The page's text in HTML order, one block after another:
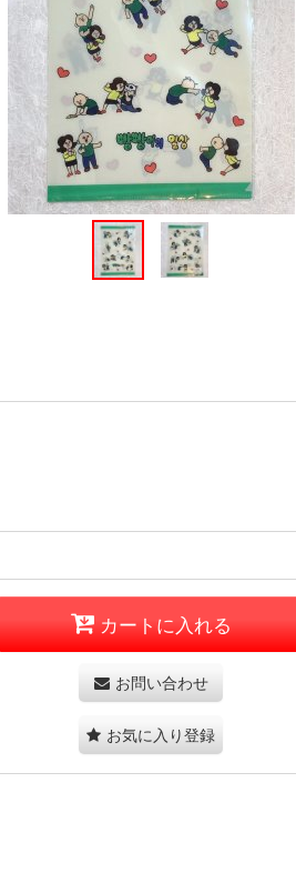
カートに入れる
お問い合わせ
お気に入り登録